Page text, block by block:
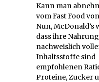
Kann man
vom Fast Food
Nun, McDonald’s
dass ihre
nachweislich
Inhaltsstoffe sind
empfohlenen
Proteine, Zucker